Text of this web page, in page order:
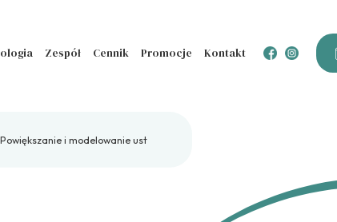
Zespół Cennik Promocje Kontakt
Powiększanie i modelowanie ust